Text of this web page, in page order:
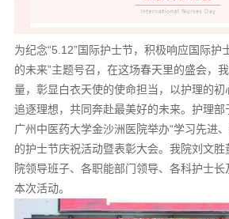
为纪念“5.12”国际护士节，积极响应国际护
的未来”主题号召，在这场春天里的盛会，
量，彰显白衣天使的使命担当，以护理的初
追逐理想，共同奔赴最美好的未来。护理
广州中医药大学金沙洲医院举办“学习先进
的护士节庆祝活动暨表彰大会。我院刘文
院领导班子、各职能部门领导、各科护士
本次活动。